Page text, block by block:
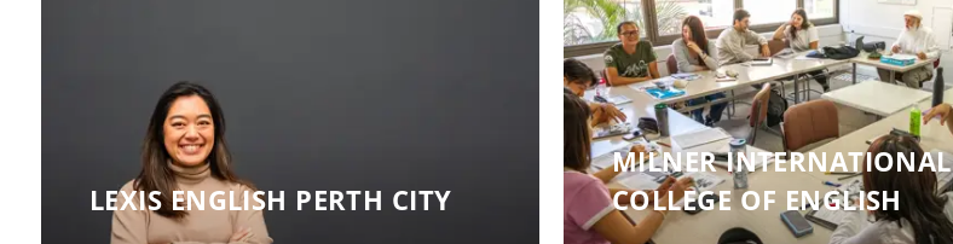
LEXIS ENGLISH PERTH CITY
MILNER INTERNATIONAL
COLLEGE OF ENGLISH